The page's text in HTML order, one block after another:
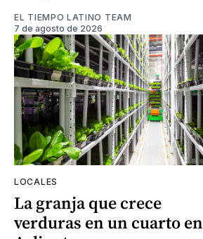
EL TIEMPO LATINO TEAM
7 de agosto de 2026
LOCALES
La granja que crece
verduras en un cuarto en